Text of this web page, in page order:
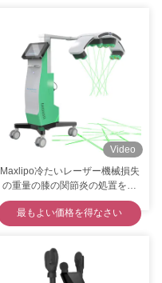
Video
Maxlipo冷たいレーザー機械損失
の重量の膝の関節炎の処置を回
す縦10d
最もよい価格を得なさい